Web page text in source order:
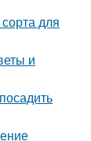
для
и